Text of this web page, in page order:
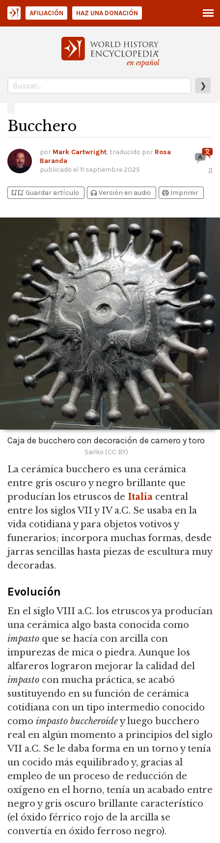
en español
❯
AFILIACIÓN HAZ UNA DONACIÓN
Bucchero
por Mark Cartwright, traducido por Rosa
Baranda
publicado el 11 septiembre 2025 3
bookmark_addbookmark_added Guardar artículo headphones Versión en audio print Imprimir
Caja de bucchero con decoración de carnero y toro
Sailko (CC BY)
La cerámica bucchero es una cerámica
entre gris oscuro y negro brillante que
producían los etruscos de Italia central
entre los siglos VII y IV a.C. Se usaba en la
vida cotidiana y para objetos votivos y
funerarios; incorpora muchas formas, desde
jarras sencillas hasta piezas de escultura muy
decoradas.
Evolución
En el siglo VIII a.C. los etruscos ya producían
una cerámica algo basta conocida como
impasto que se hacía con arcilla con
impurezas de mica o piedra. Aunque los
alfareros lograron mejorar la calidad del
impasto con mucha práctica, se acabó
sustituyendo en su función de cerámica
cotidiana con un tipo intermedio conocido
como impasto buccheroidey luego bucchero
real en algún momento a principios del siglo
VII a.C. Se le daba forma en un torno y tenía
un cocido más equilibrado y, gracias al
empleo de un proceso de reducción de
oxígeno en el horno, tenía un acabado entre
negro y gris oscuro brillante característico
(el óxido férrico rojo de la arcilla se
convertía en óxido ferroso negro).